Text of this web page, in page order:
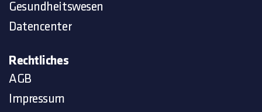
Gesundheitswesen
Datencenter
Rechtliches
AGB
Impressum